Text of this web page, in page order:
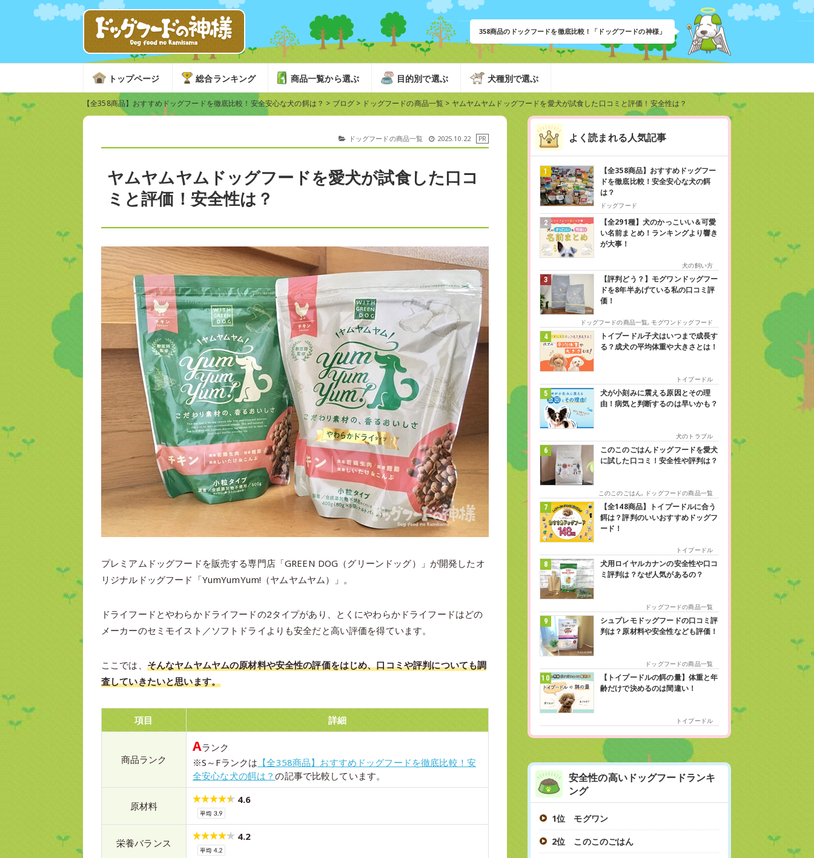
358商品のドックフードを徹底比較！「ドッグフードの神様」
トップページ 総合ランキング 商品一覧から選ぶ 目的別で選ぶ 犬種別で選ぶ
【全358商品】おすすめドッグフードを徹底比較！安全安心な犬の餌は？ > ブログ > ドッグフードの商品一覧 > ヤムヤムヤムドッグフードを愛犬が試食した口コミと評価！安全性は？
ドッグフードの商品一覧 2025.10.22
ヤムヤムヤムドッグフードを愛犬が試食した口コ
ミと評価！安全性は？
プレミアムドッグフードを販売する専門店「GREEN DOG（グリーンドッグ）」が開発したオ
リジナルドッグフード「YumYumYum!（ヤムヤムヤム）」。
ドライフードとやわらかドライフードの2タイプがあり、とくにやわらかドライフードはどの
メーカーのセミモイスト／ソフトドライよりも安全だと高い評価を得ています。
ここでは、 そんなヤムヤムヤムの原材料や安全性の評価をはじめ、口コミや評判についても調
査していきたいと思います。
項目 詳細
商品ランク
Aランク
※S～Fランクは 【全358商品】おすすめドッグフードを徹底比較！安
全安心な犬の餌は？の記事で比較しています。
原材料
4.6
栄養バランス
4.2
よく読まれる人気記事
【全358商品】おすすめドッグフー
ドを徹底比較！安全安心な犬の餌
は？
ドッグフード
【全291種】犬のかっこいい＆可愛
い名前まとめ！ランキングより響き
が大事！
犬の飼い方
【評判どう？】モグワンドッグフー
ドを8年半あげている私の口コミ評
価！
ドッグフードの商品一覧,モグワンドッグフード
トイプードル子犬はいつまで成長す
る？成犬の平均体重や大きさとは！
トイプードル
犬が小刻みに震える原因とその理
由！病気と判断するのは早いかも？
犬のトラブル
このこのごはんドッグフードを愛犬
に試した口コミ！安全性や評判は？
このこのごはん, ドッグフードの商品一覧
【全148商品】トイプードルに合う
餌は？評判のいいおすすめドッグフ
ード！
トイプードル
犬用ロイヤルカナンの安全性や口コ
ミ評判は？なぜ人気があるの？
ドッグフードの商品一覧
シュプレモドッグフードの口コミ評
判は？原材料や安全性なども評価！
ドッグフードの商品一覧
【トイプードルの餌の量】体重と年
齢だけで決めるのは間違い！
トイプードル
安全性の高いドッグフードランキ
ング
1位 モグワン
2位 このこのごはん